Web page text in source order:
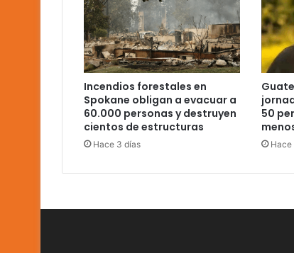
Incendios forestales en
Spokane obligan a evacuar a
60.000 personas y destruyen
cientos de estructuras
Hace 3 días
50
Hace